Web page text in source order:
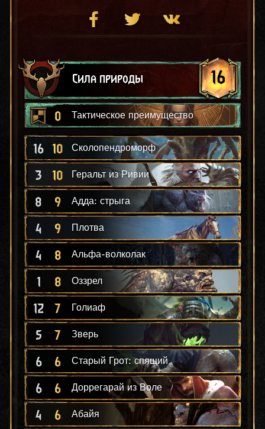
Сила природы 16
0 Тактическое преимущество
16 10 Сколопендроморф
3 10 Геральт из Ривии
8 9 Адда: стрыга
4 9 Плотва
4 8 Альфа-волколак
1 8 Оззрел
12 7 Голиаф
5 7 Зверь
6 6 Старый Грот: спящий
6 6 Доррегарай из Воле
4 6 Абайя